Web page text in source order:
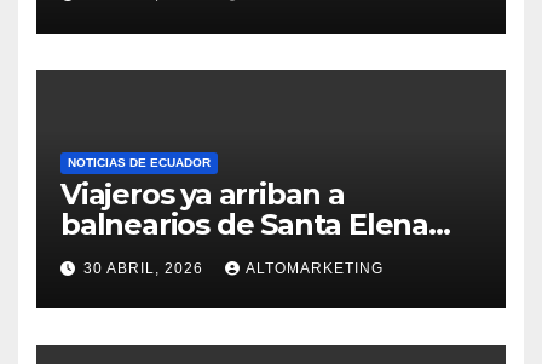
atractivos
NOTICIAS DE ECUADOR
Viajeros ya arriban a
balnearios de Santa Elena
para disfrutar de feriado
extendido: Salinas y
Montañita con ocupación del
60 % y 100%
30 ABRIL, 2026 ALTOMARKETING